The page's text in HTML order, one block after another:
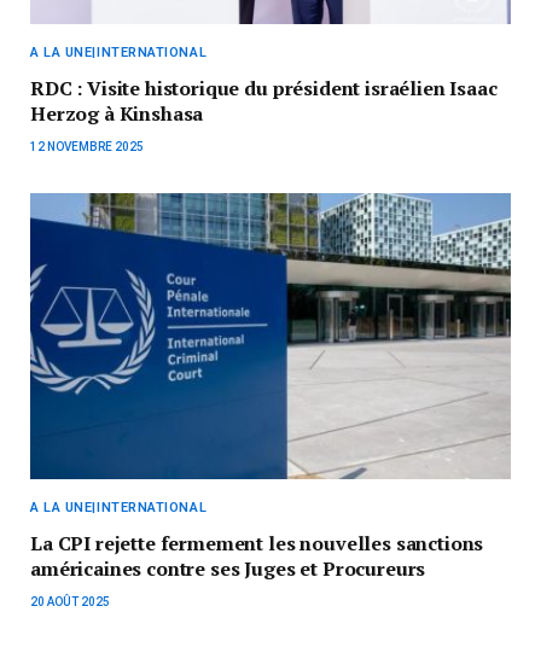
A LA UNE|INTERNATIONAL
RDC : Visite historique du président israélien Isaac
Herzog à Kinshasa
12 NOVEMBRE 2025
A LA UNE|INTERNATIONAL
La CPI rejette fermement les nouvelles sanctions
américaines contre ses Juges et Procureurs
20 AOÛT 2025